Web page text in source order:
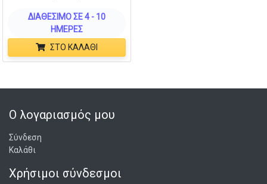
ΔΙΑΘΈΣΙΜΟ ΣΕ 4 - 10
ΗΜΈΡΕΣ
ΣΤΟ ΚΑΛΆΘΙ
Ο λογαριασμός μου
Σύνδεση
Καλάθι
Χρήσιμοι σύνδεσμοι